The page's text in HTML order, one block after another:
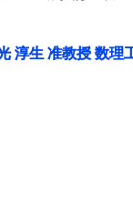
淳生 准教授 数理